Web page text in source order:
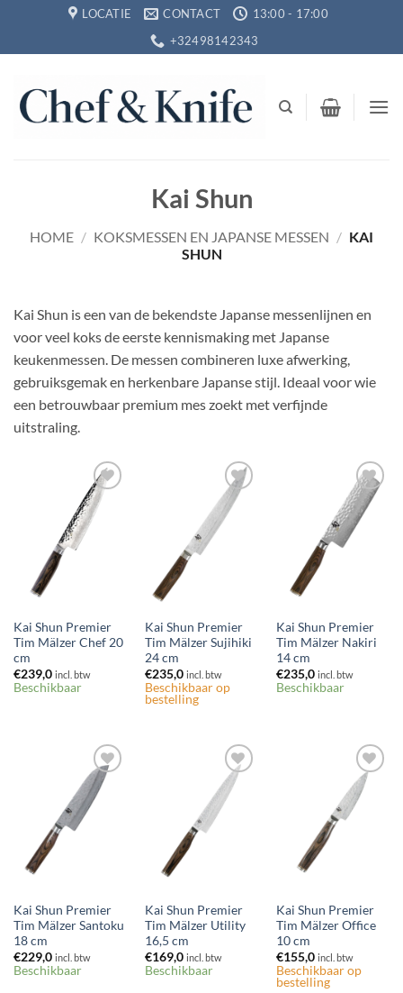
inhoud
LOCATIE CONTACT
13:00 - 17:00
+32498142343
Kai Shun
HOME / KOKSMESSEN EN JAPANSE MESSEN / KAI
SHUN
Kai Shun is een van de bekendste Japanse messenlijnen en
voor veel koks de eerste kennismaking met Japanse
keukenmessen. De messen combineren luxe afwerking,
gebruiksgemak en herkenbare Japanse stijl. Ideaal voor wie
een betrouwbaar premium mes zoekt met verfijnde
uitstraling.
Toevoegen
aan
verlanglijst
Kai Shun Premier
Tim Mälzer Chef 20
cm
€239,0 incl. btw
Beschikbaar
Toevoegen
aan
verlanglijst
Kai Shun Premier
Tim Mälzer Sujihiki
24 cm
€235,0 incl. btw
Beschikbaar op
bestelling
Toevoegen
aan
verlanglijst
Kai Shun Premier
Tim Mälzer Nakiri
14 cm
€235,0 incl. btw
Beschikbaar
Toevoegen
aan
verlanglijst
Kai Shun Premier
Tim Mälzer Santoku
18 cm
€229,0 incl. btw
Beschikbaar
Toevoegen
aan
verlanglijst
Kai Shun Premier
Tim Mälzer Utility
16,5 cm
€169,0 incl. btw
Beschikbaar
Toevoegen
aan
verlanglijst
Kai Shun Premier
Tim Mälzer Office
10 cm
€155,0 incl. btw
Beschikbaar op
bestelling